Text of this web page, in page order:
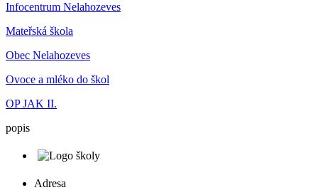
Infocentrum Nelahozeves
Mateřská škola
Obec Nelahozeves
Ovoce a mléko do škol
OP JAK II.
popis
Adresa